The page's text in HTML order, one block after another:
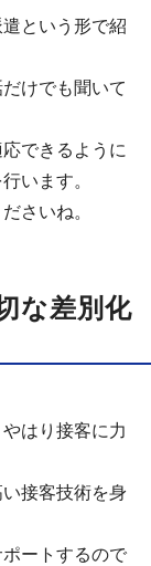
という形で紹
けでも聞いて
できるように
います。
さいね。
な差別化
はり接客に力
接客技術を身
ートするので